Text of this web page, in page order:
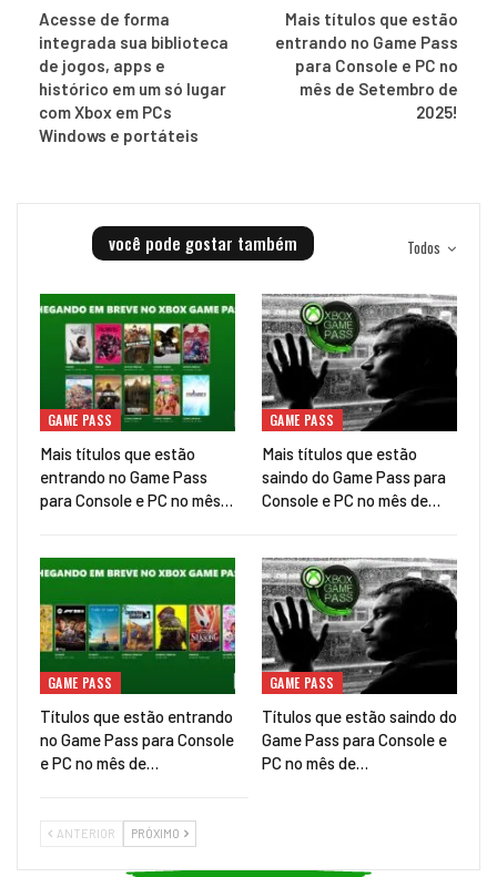
Acesse de forma
integrada sua biblioteca
de jogos, apps e
histórico em um só lugar
com Xbox em PCs
Windows e portáteis
Mais títulos que estão
entrando no Game Pass
para Console e PC no
mês de Setembro de
2025!
Todos
você pode gostar também
GAME PASS
Mais títulos que estão
entrando no Game Pass
para Console e PC no mês…
GAME PASS
Mais títulos que estão
saindo do Game Pass para
Console e PC no mês de…
GAME PASS
Títulos que estão entrando
no Game Pass para Console
e PC no mês de…
GAME PASS
Títulos que estão saindo do
Game Pass para Console e
PC no mês de…
ANTERIOR PRÓXIMO